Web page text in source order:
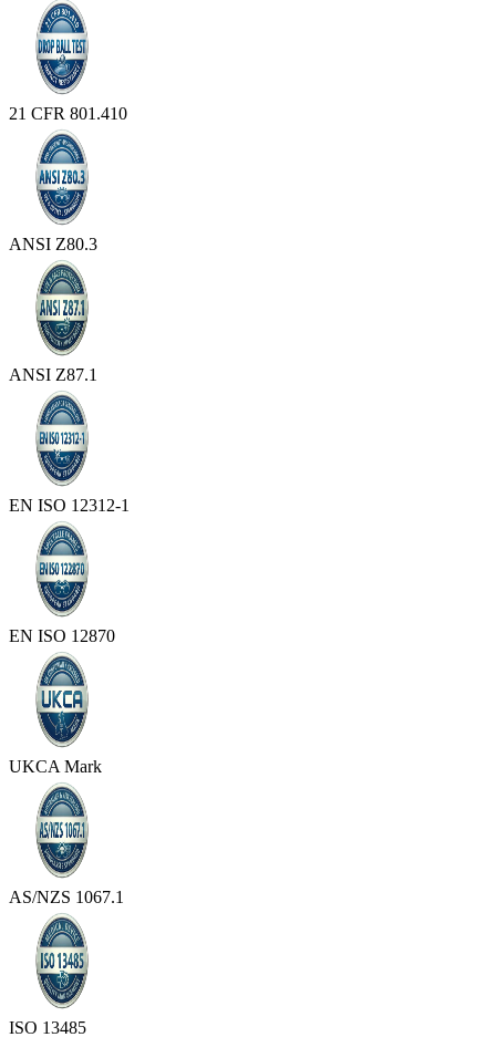
21 CFR 801.410
ANSI Z80.3
ANSI Z87.1
EN ISO 12312-1
EN ISO 12870
UKCA Mark
AS/NZS 1067.1
ISO 13485